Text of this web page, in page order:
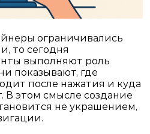
ограничивались
то сегодня
выполняют роль
показывают, где
после нажатия и куда
В этом смысле создание
не украшением,